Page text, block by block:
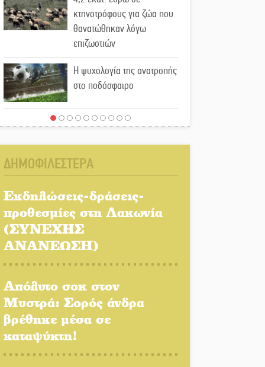
κτηνοτρόφους για ζώα που
θανατώθηκαν λόγω
επιζωοτιών
Η ψυχολογία της ανατροπής
στο ποδόσφαιρο
Ένα «ταξίδι» τέχνης και
Τα Λαγκάδια κρατούν
πέτρας
Στους ρυθμούς της
Ελεωνόρας Ζουγανέλη το
Πλούσιο πολιτιστικό
πρόγραμμα δίνει «χρώμα»
στον Αύγουστο του Λαχίου
Χασισοφυτεία στην
Παλαιοπαναγιά ξεσκέπασε η
ΔΗΜΟΦΙΛΕΣΤΕΡΑ
Εκδηλώσεις-δράσεις-
προθεσμίες στη Λακωνία
(ΣΥΝΕΧΗΣ
ΑΝΑΝΕΩΣΗ)
Απόλυτο σοκ στον
Μυστρά: Σορός άνδρα
βρέθηκε μέσα σε
καταψύκτη!